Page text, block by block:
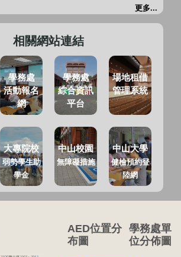
更多...
相關網站連結
學務處
活動報名
網
學務處
綜合資訊
平台
場地租借
管理系統
大專院校
弱勢學生助
學金
中山校園
無障礙措施
中山大學
健檢預約登
陸網
AED位置分
布圖
學務處單
位分佈圖